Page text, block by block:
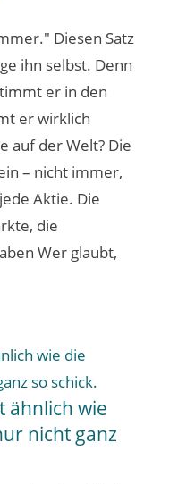
Diesen Satz
ihn selbst. Denn
er in den
er wirklich
auf der Welt? Die
– nicht immer,
Aktie. Die
die
Wer glaubt,
ähnlich wie
nicht ganz